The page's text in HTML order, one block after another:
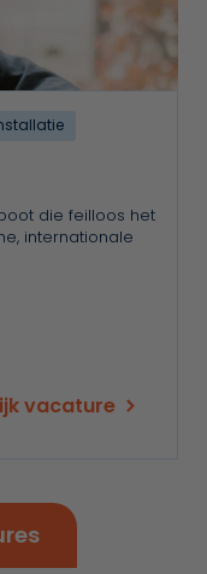
die feilloos het
internationale
vacature